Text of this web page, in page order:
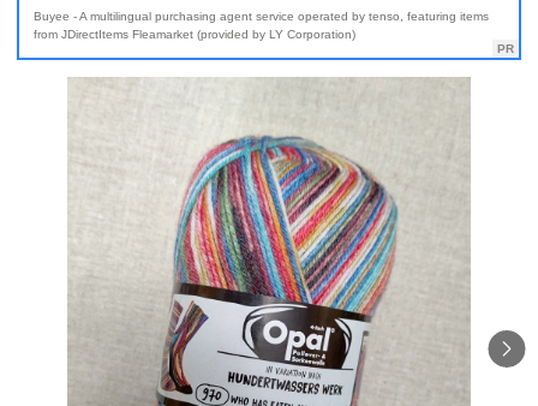
Buyee - A multilingual purchasing agent service operated by tenso, featuring items
from JDirectItems Fleamarket (provided by LY Corporation)